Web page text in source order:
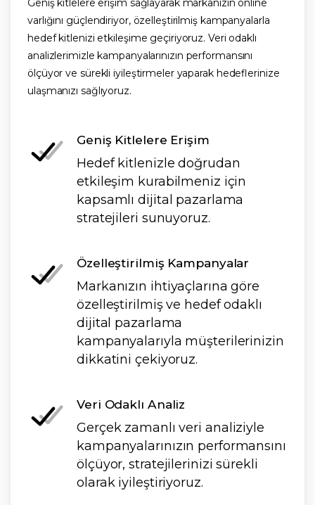
Geniş kitlelere erişim sağlayarak markanızın online
varlığını güçlendiriyor, özelleştirilmiş kampanyalarla
hedef kitlenizi etkileşime geçiriyoruz. Veri odaklı
analizlerimizle kampanyalarınızın performansını
ölçüyor ve sürekli iyileştirmeler yaparak hedeflerinize
ulaşmanızı sağlıyoruz.
Geniş Kitlelere Erişim
Hedef kitlenizle doğrudan
etkileşim kurabilmeniz için
kapsamlı dijital pazarlama
stratejileri sunuyoruz.
Özelleştirilmiş Kampanyalar
Markanızın ihtiyaçlarına göre
özelleştirilmiş ve hedef odaklı
dijital pazarlama
kampanyalarıyla müşterilerinizin
dikkatini çekiyoruz.
Veri Odaklı Analiz
Gerçek zamanlı veri analiziyle
kampanyalarınızın performansını
ölçüyor, stratejilerinizi sürekli
olarak iyileştiriyoruz.